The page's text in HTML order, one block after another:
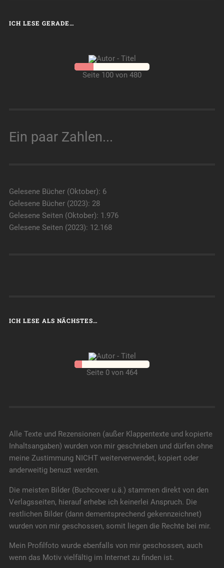
ICH LESE GERADE…
Seite 100 von 480
Ein paar Zahlen...
Gelesene Bücher (Oktober): 6
Gelesene Bücher (2023): 28
Gelesene Seiten (Oktober): 1.976
Gelesene Seiten (2023): 12.168
ICH LESE ALS NÄCHSTES…
Seite 0 von 464
Alle Texte und Rezensionen (außer Klappentexte und kopierte
Inhaltsangaben) wurden von mir geschrieben und dürfen ohne
meine Zustimmung NICHT weiterverwendet, kopiert oder
anderweitig benuzt werden.
Die meisten Bilder (Buchcover u.ä.) stammen direkt von den
Verlagsseiten, hierauf erhebe ich keinerlei Anspruch. Die
restlichen Bilder (dann dementsprechend gekennzeichnet)
wurden von mir geschossen, somit liegen die Rechte bei mir.
Mein Profilfoto wurde ebenfalls von mir geschossen, auch
wenn das Motiv vielfältig im Internet zu finden ist.